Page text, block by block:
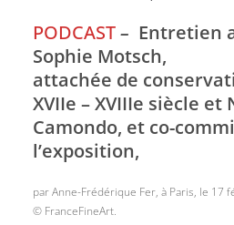
PODCAST– Entretien
Sophie Motsch,
attachée de
XVIIe – XVIIIe siècle et
Camondo, et co-
l’exposition,
par Anne-Frédérique Fer, à Paris, le 17
© FranceFineArt.